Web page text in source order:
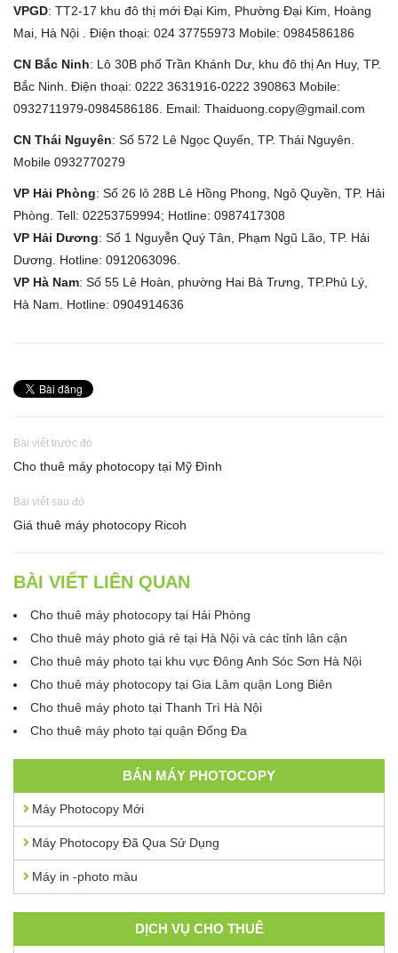
VPGD: TT2-17 khu đô thị mới Đại Kim, Phường Đại Kim, Hoàng
Mai, Hà Nội . Điện thoại: 024 37755973 Mobile: 0984586186
CN Bắc Ninh: Lô 30B phố Trần Khánh Dư, khu đô thị An Huy, TP.
Bắc Ninh. Điện thoại: 0222 3631916-0222 390863 Mobile:
0932711979-0984586186. Email: Thaiduong.copy@gmail.com
CN Thái Nguyên: Số 572 Lê Ngọc Quyến, TP. Thái Nguyên.
Mobile 0932770279
VP Hải Phòng: Số 26 lô 28B Lê Hồng Phong, Ngô Quyền, TP. Hải
Phòng. Tell: 02253759994; Hotline: 0987417308
VP Hải Dương: Số 1 Nguyễn Quý Tân, Phạm Ngũ Lão, TP. Hải
Dương. Hotline: 0912063096.
VP Hà Nam: Số 55 Lê Hoàn, phường Hai Bà Trưng, TP.Phủ Lý,
Hà Nam. Hotline: 0904914636
Bài viết trước đó
Cho thuê máy photocopy tại Mỹ Đình
Bài viết sau đó
Giá thuê máy photocopy Ricoh
BÀI VIẾT LIÊN QUAN
Cho thuê máy photocopy tại Hải Phòng
Cho thuê máy photo giá rẻ tại Hà Nội và các tỉnh lân cận
Cho thuê máy photo tại khu vực Đông Anh Sóc Sơn Hà Nội
Cho thuê máy photocopy tại Gia Lâm quận Long Biên
Cho thuê máy photo tại Thanh Trì Hà Nội
Cho thuê máy photo tại quận Đống Đa
BÁN MÁY PHOTOCOPY
Máy Photocopy Mới
Máy Photocopy Đã Qua Sử Dụng
Máy in -photo màu
DỊCH VỤ CHO THUÊ